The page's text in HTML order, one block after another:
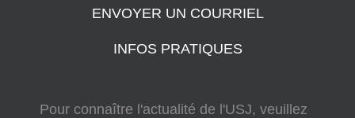
ENVOYER UN COURRIEL
INFOS PRATIQUES
Pour connaître l'actualité de l'USJ, veuillez